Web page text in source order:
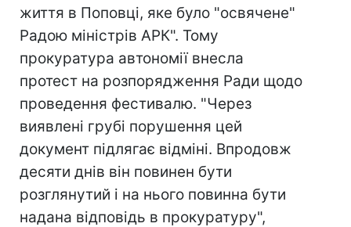
життя в Поповці, яке було "освячене"
Радою міністрів АРК". Тому
прокуратура автономії внесла
протест на розпорядження Ради щодо
проведення фестивалю. "Через
виявлені грубі порушення цей
документ підлягає відміні. Впродовж
десяти днів він повинен бути
розглянутий і на нього повинна бути
надана відповідь в прокуратуру",